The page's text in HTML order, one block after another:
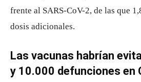
frente al SARS-CoV-2, de las que
dosis adicionales.
Las vacunas habrían
y 10.000 defunciones en